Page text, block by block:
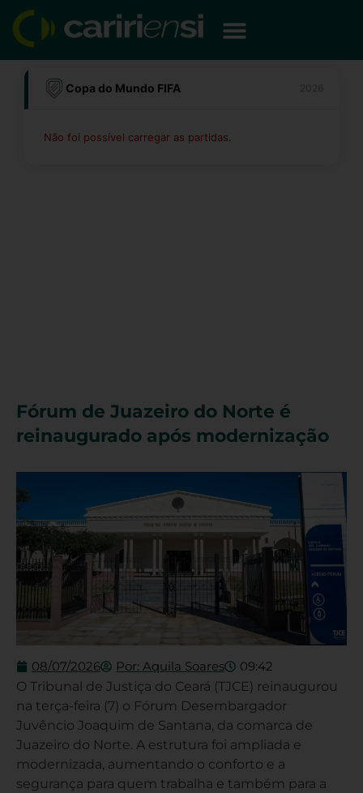
para
conteúdo
Copa do Mundo FIFA
Não foi possível carregar as partidas.
Fórum de Juazeiro do Norte é
reinaugurado após modernização
08/07/2026 Por: Aquila Soares 09:42
O Tribunal de Justiça do Ceará (TJCE) reinaugurou
na terça-feira (7) o Fórum Desembargador
Juvêncio Joaquim de Santana, da comarca de
Juazeiro do Norte. A estrutura foi ampliada e
modernizada, aumentando o conforto e a
segurança para quem trabalha e também para a